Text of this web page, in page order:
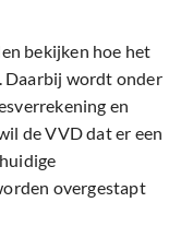
bekijken hoe het
Daarbij wordt onder
en
de VVD dat er een
overgestapt